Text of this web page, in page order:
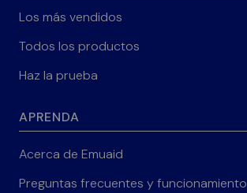
Los más vendidos
Todos los productos
Haz la prueba
APRENDA
Acerca de Emuaid
Preguntas frecuentes y funcionamiento